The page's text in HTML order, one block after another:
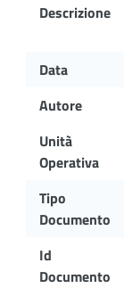
Descrizione
Data
Autore
Unità
Operativa
Tipo
Documento
Id
Documento